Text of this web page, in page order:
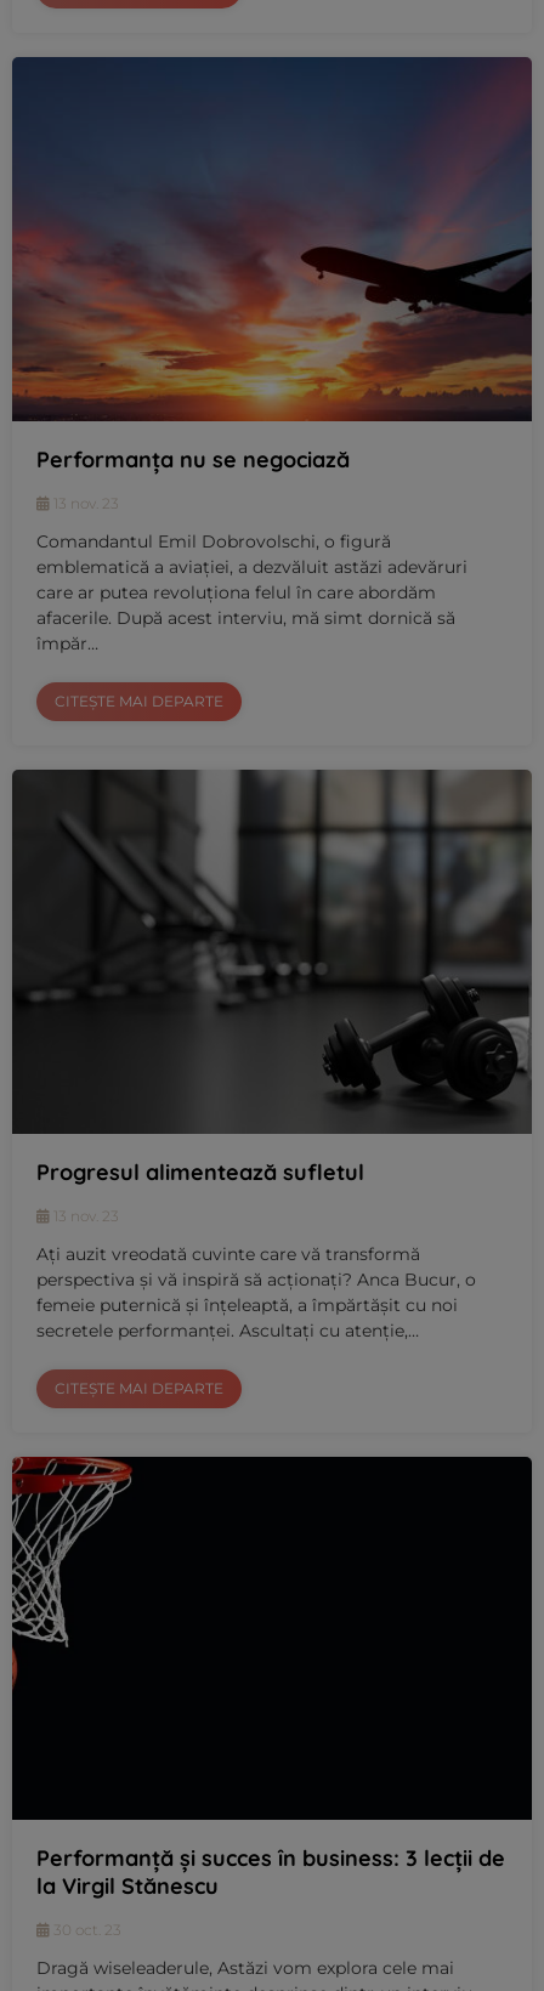
Performanța nu se negociază
13 nov. 23
Comandantul Emil Dobrovolschi, o figură
emblematică a aviației, a dezvăluit astăzi adevăruri
care ar putea revoluționa felul în care abordăm
afacerile. După acest interviu, mă simt dornică să
împăr…
CITEȘTE MAI DEPARTE
Progresul alimentează sufletul
13 nov. 23
Ați auzit vreodată cuvinte care vă transformă
perspectiva și vă inspiră să acționați? Anca Bucur, o
femeie puternică și înțeleaptă, a împărtășit cu noi
secretele performanței. Ascultați cu atenție,…
CITEȘTE MAI DEPARTE
Performanță și succes în business: 3 lecții de
la Virgil Stănescu
30 oct. 23
Dragă wiseleaderule, Astăzi vom explora cele mai